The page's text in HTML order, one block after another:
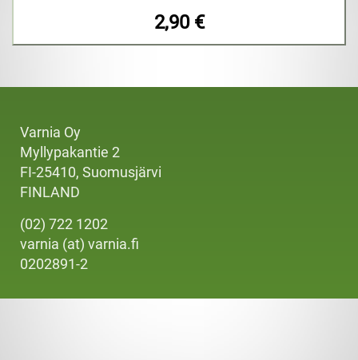
2,90 €
Varnia Oy
Myllypakantie 2
FI-25410, Suomusjärvi
FINLAND
(02) 722 1202
varnia (at) varnia.fi
0202891-2